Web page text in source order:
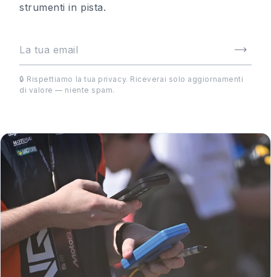
strumenti in pista.
🔒 Rispettiamo la tua privacy. Riceverai solo aggiornamenti
di valore — niente spam.